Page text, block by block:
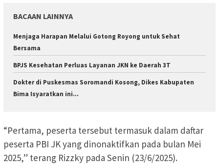
BACAAN LAINNYA
Menjaga Harapan Melalui Gotong Royong untuk Sehat
Bersama
BPJS Kesehatan Perluas Layanan JKN ke Daerah 3T
Dokter di Puskesmas Soromandi Kosong, Dikes Kabupaten
Bima Isyaratkan ini…
“Pertama, peserta tersebut termasuk dalam daftar
peserta PBI JK yang dinonaktifkan pada bulan Mei
2025,” terang Rizzky pada Senin (23/6/2025).